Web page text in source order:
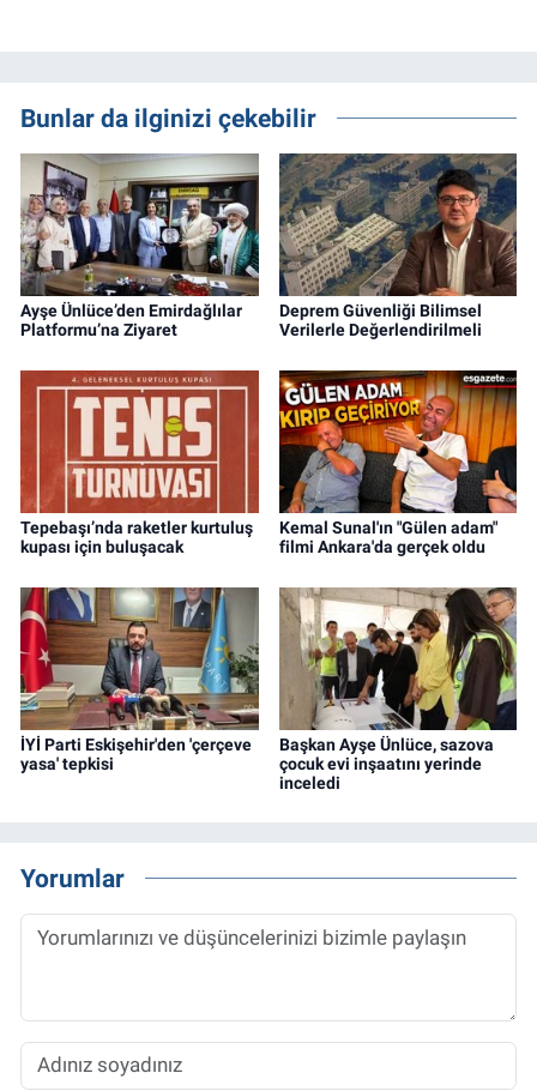
Bunlar da ilginizi çekebilir
Ayşe Ünlüce’den Emirdağlılar
Platformu’na Ziyaret
Deprem Güvenliği Bilimsel
Verilerle Değerlendirilmeli
Tepebaşı’nda raketler kurtuluş
kupası için buluşacak
Kemal Sunal'ın "Gülen adam"
filmi Ankara'da gerçek oldu
İYİ Parti Eskişehir'den 'çerçeve
yasa' tepkisi
Başkan Ayşe Ünlüce, sazova
çocuk evi inşaatını yerinde
inceledi
Yorumlar